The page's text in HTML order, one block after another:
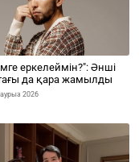
еркелеймін?": Әнші
да қара жамылды
2026